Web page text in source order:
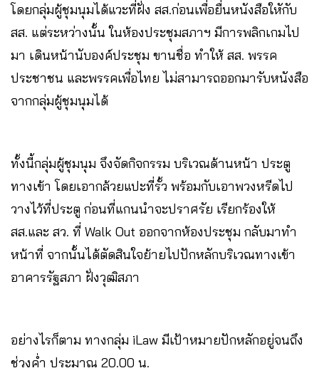
โดยกลุ่มผู้ชุมนุมได้แวะที่ฝั่ง​ สส.ก่อนเพื่อยื่นหนังสือใหักับ​
สส.​ แต่ระหว่างนั้น​ ในห้องประชุมสภาฯ​ มีการพลิกเกมไป
มา​ เดินหน้านับองค์ประชุม ขานชื่อ​ ทำให้​ ​สส.​ พรรค
ประชาชน และพรรคเพื่อไทย ไม่สามารถออกมารับหนังสือ
จากกลุ่มผู้ชุมนุมได้​
ทั้งนี้กลุ่มผู้ชุมนุม จึงจัดกิจกรรม บริเวณด้านหน้า ประตู
ทางเข้า โดยเอากล้วยแปะที่รั้ว​ พร้อมกับเอาพวงหรีดไป
วางไว้ที่ประตู​ ก่อนที่แกนนำจะปราศรัย​ เรียกร้องให้​
สส.และ​ สว. ที่ Walk Out ออกจากห้องประชุม​ กลับมาทำ
หน้าที่​ จากนั้นได้ตัดสินใจย้ายไปปักหลักบริเวณทางเข้า
อาคารรัฐสภา ฝั่งวุฒิสภา​
อย่างไรก็ตาม​ ทางกลุ่ม iLaw มีเป้าหมายปักหลักอยู่จนถึง
ช่วงค่ำ ประมาณ 20.00 น.